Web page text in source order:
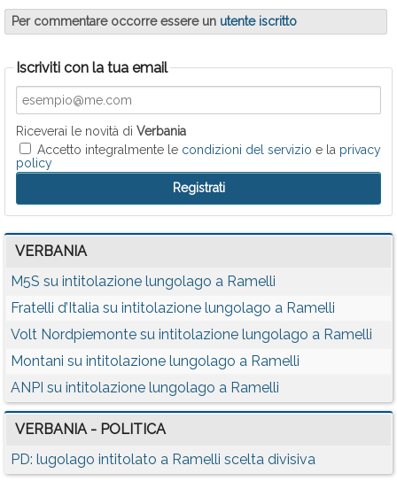
Per commentare occorre essere un utente iscritto
Iscriviti con la tua email
Riceverai le novità di Verbania
Accetto integralmente le condizioni del servizio e la privacy
policy
VERBANIA
M5S su intitolazione lungolago a Ramelli
Fratelli d’Italia su intitolazione lungolago a Ramelli
Volt Nordpiemonte su intitolazione lungolago a Ramelli
Montani su intitolazione lungolago a Ramelli
ANPI su intitolazione lungolago a Ramelli
VERBANIA - POLITICA
PD: lugolago intitolato a Ramelli scelta divisiva